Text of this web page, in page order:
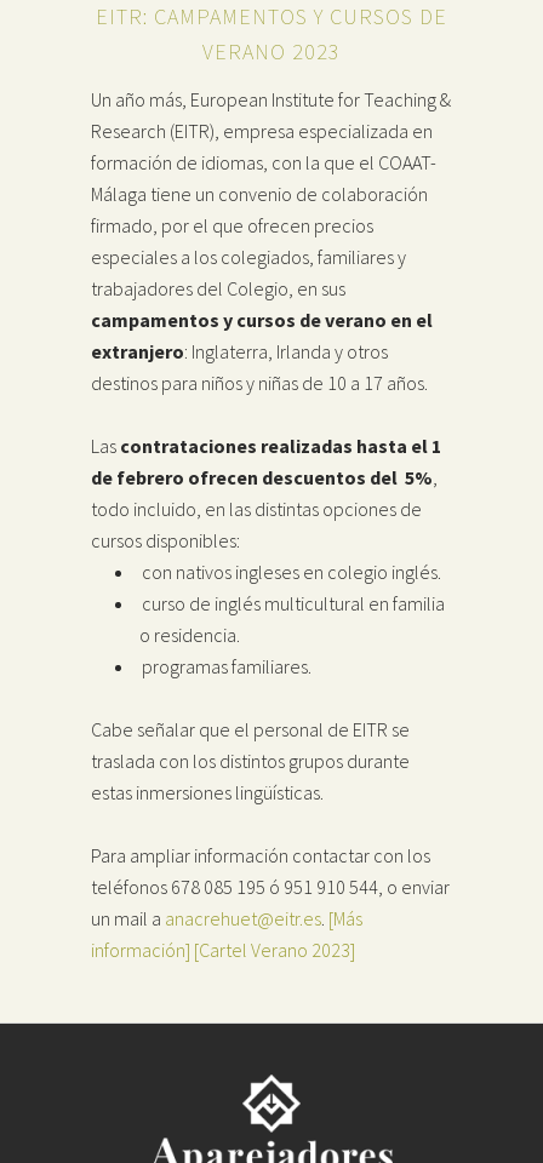
EITR: CAMPAMENTOS Y CURSOS DE
VERANO 2023
Un año más, European Institute for Teaching &
Research (EITR), empresa especializada en
formación de idiomas, con la que el COAAT-
Málaga tiene un convenio de colaboración
firmado, por el que ofrecen precios
especiales a los colegiados, familiares y
trabajadores del Colegio, en sus
campamentos y cursos de verano en el
extranjero: Inglaterra, Irlanda y otros
destinos para niños y niñas de 10 a 17 años.
Las contrataciones realizadas hasta el 1
de febrero ofrecen descuentos del 5%
todo incluido, en las distintas opciones de
cursos disponibles:
con nativos ingleses en colegio inglés.
curso de inglés multicultural en familia
o residencia.
programas familiares.
Cabe señalar que el personal de EITR se
traslada con los distintos grupos durante
estas inmersiones lingüísticas.
Para ampliar información contactar con los
teléfonos 678 085 195 ó 951 910 544, o enviar
un mail a anacrehuet@eitr.es [Más
información] [Cartel Verano 2023]